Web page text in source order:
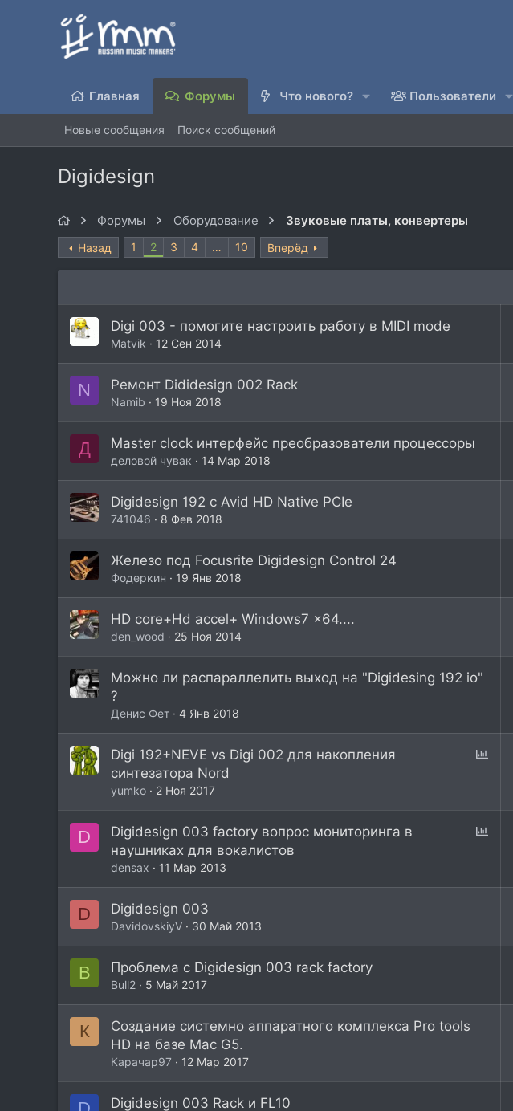
Главная Форумы Что нового? Пользователи
Новые сообщения Поиск сообщений
Digidesign
Форумы Оборудование Звуковые платы, конвертеры
Назад 1 2 3 4 … 10 Вперёд
Digi 003 - помогите настроить работу в MIDI mode
Matvik 12 Сен 2014
N Ремонт Dididesign 002 Rack
Namib 19 Ноя 2018
Д Master clock интерфейс преобразователи процессоры
деловой чувак 14 Мар 2018
Digidesign 192 c Avid HD Native PCIe
741046 8 Фев 2018
Железо под Focusrite Digidesign Control 24
Фодеркин 19 Янв 2018
HD core+Hd accel+ Windows7 x64....
den_wood 25 Ноя 2014
Можно ли распараллелить выход на "Digidesing 192 io"
?
Денис Фет 4 Янв 2018
Digi 192+NEVE vs Digi 002 для накопления
синтезатора Nord
yumko 2 Ноя 2017
D
Digidesign 003 factory вопрос мониторинга в
наушниках для вокалистов
densax 11 Мар 2013
D Digidesign 003
DavidovskiyV 30 Май 2013
B Проблема с Digidesign 003 rack factory
Bull2 5 Май 2017
К
Создание системно аппаратного комплекса Pro tools
HD на базе Mac G5.
Карачар97 12 Мар 2017
Digidesign 003 Rack и FL10